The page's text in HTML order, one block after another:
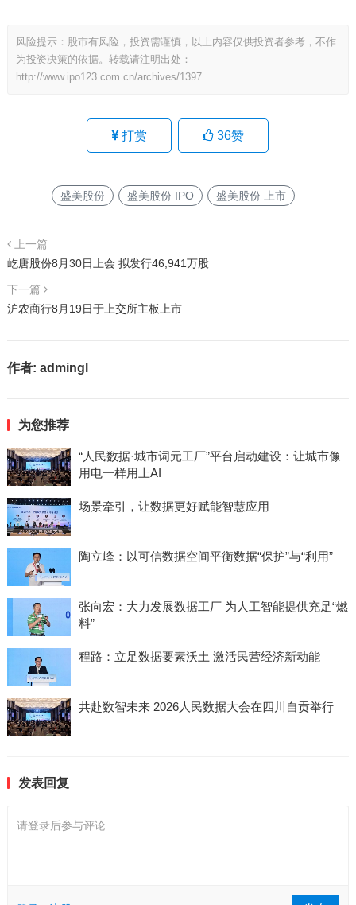
风险提示：股市有风险，投资需谨慎，以上内容仅供投资者参考，不作
为投资决策的依据。转载请注明出处：
http://www.ipo123.com.cn/archives/1397
打赏 36赞
盛美股份 盛美股份 IPO 盛美股份 上市
上一篇
屹唐股份8月30日上会 拟发行46,941万股
下一篇
沪农商行8月19日于上交所主板上市
作者: admingl
为您推荐
“人民数据·城市词元工厂”平台启动建设：让城市像
用电一样用上AI
场景牵引，让数据更好赋能智慧应用
陶立峰：以可信数据空间平衡数据“保护”与“利用”
张向宏：大力发展数据工厂 为人工智能提供充足“燃
料”
程路：立足数据要素沃土 激活民营经济新动能
共赴数智未来 2026人民数据大会在四川自贡举行
发表回复
请登录后参与评论...